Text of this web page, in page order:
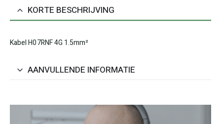
KORTE BESCHRIJVING
Kabel H07RNF 4G 1.5mm²
AANVULLENDE INFORMATIE